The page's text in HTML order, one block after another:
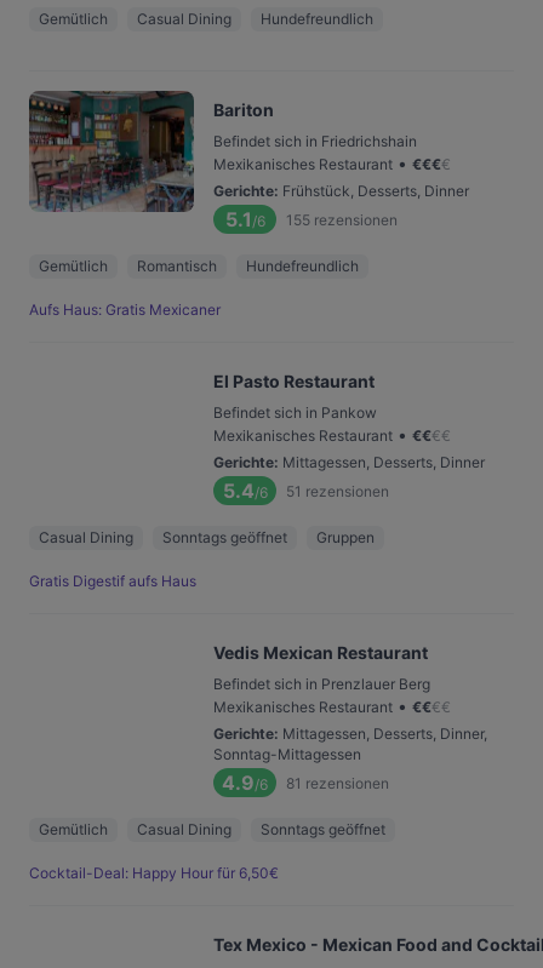
Gemütlich Casual Dining Hundefreundlich
Bariton
Befindet sich in Friedrichshain
Mexikanisches Restaurant • €€€€
Gerichte: Frühstück, Desserts, Dinner
5.1 /6 155 rezensionen
Gemütlich Romantisch Hundefreundlich
Aufs Haus: Gratis Mexicaner
El Pasto Restaurant
Befindet sich in Pankow
Mexikanisches Restaurant • €€€€
Gerichte: Mittagessen, Desserts, Dinner
5.4/6 51 rezensionen
Casual Dining Sonntags geöffnet Gruppen
Gratis Digestif aufs Haus
Vedis Mexican Restaurant
Befindet sich in Prenzlauer Berg
Mexikanisches Restaurant • €€€€
Gerichte: Mittagessen, Desserts, Dinner,
Sonntag-Mittagessen
4.9/6 81 rezensionen
Gemütlich Casual Dining Sonntags geöffnet
Cocktail-Deal: Happy Hour für 6,50€
Tex Mexico - Mexican Food and